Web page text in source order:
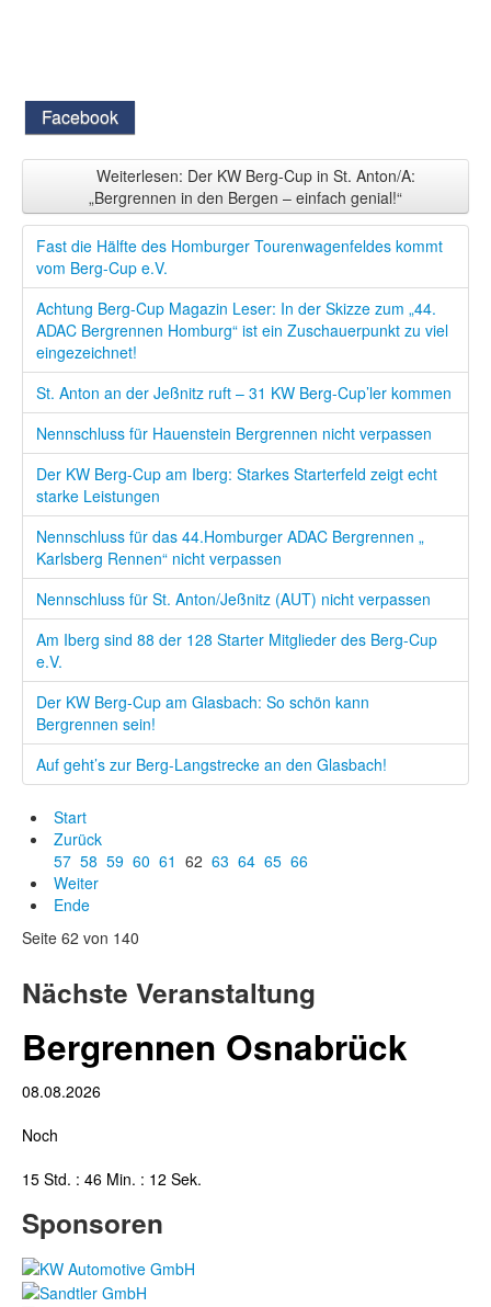
Facebook
Weiterlesen: Der KW Berg-Cup in St. Anton/A:
„Bergrennen in den Bergen – einfach genial!“
Fast die Hälfte des Homburger Tourenwagenfeldes kommt
vom Berg-Cup e.V.
Achtung Berg-Cup Magazin Leser: In der Skizze zum „44.
ADAC Bergrennen Homburg“ ist ein Zuschauerpunkt zu viel
eingezeichnet!
St. Anton an der Jeßnitz ruft – 31 KW Berg-Cup’ler kommen
Nennschluss für Hauenstein Bergrennen nicht verpassen
Der KW Berg-Cup am Iberg: Starkes Starterfeld zeigt echt
starke Leistungen
Nennschluss für das 44.Homburger ADAC Bergrennen „
Karlsberg Rennen“ nicht verpassen
Nennschluss für St. Anton/Jeßnitz (AUT) nicht verpassen
Am Iberg sind 88 der 128 Starter Mitglieder des Berg-Cup
e.V.
Der KW Berg-Cup am Glasbach: So schön kann
Bergrennen sein!
Auf geht’s zur Berg-Langstrecke an den Glasbach!
Start
Zurück
57 58 59 60 61 62 63 64 65 66
Weiter
Ende
Seite 62 von 140
Nächste Veranstaltung
Bergrennen Osnabrück
08.08.2026
Noch
15 Std. : 46 Min. : 11 Sek.
Sponsoren